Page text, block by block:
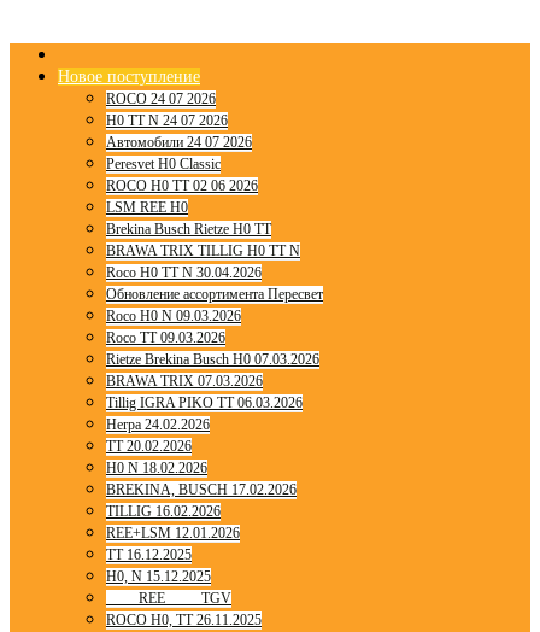
Новое поступление
ROCO 24 07 2026
H0 TT N 24 07 2026
Автомобили 24 07 2026
Peresvet H0 Classic
ROCO H0 TT 02 06 2026
LSM REE H0
Brekina Busch Rietze H0 TT
BRAWA TRIX TILLIG H0 TT N
Roco H0 TT N 30.04.2026
Обновление ассортимента Пересвет
Roco H0 N 09.03.2026
Roco TT 09.03.2026
Rietze Brekina Busch H0 07.03.2026
BRAWA TRIX 07.03.2026
Tillig IGRA PIKO TT 06.03.2026
Herpa 24.02.2026
TT 20.02.2026
H0 N 18.02.2026
BREKINA, BUSCH 17.02.2026
TILLIG 16.02.2026
REE+LSM 12.01.2026
TT 16.12.2025
H0, N 15.12.2025
____ REE ____ TGV
ROCO H0, TT 26.11.2025